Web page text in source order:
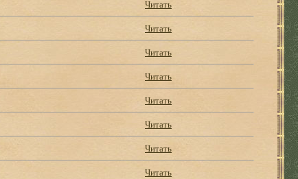
Читать
Читать
Читать
Читать
Читать
Читать
Читать
Читать